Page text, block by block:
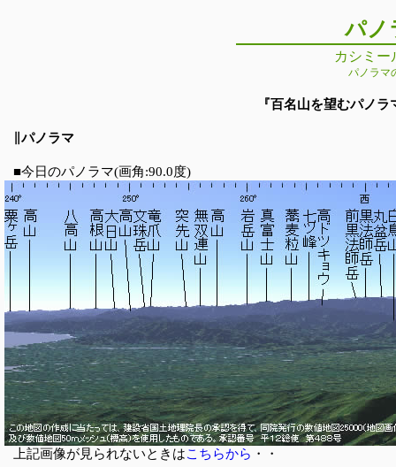
パノ
カシミー
パノラマ
『百名山を望むパノラ
∥パノラマ
■今日のパノラマ(画角:90.0度)
上記画像が見られないときはこちらから ・・